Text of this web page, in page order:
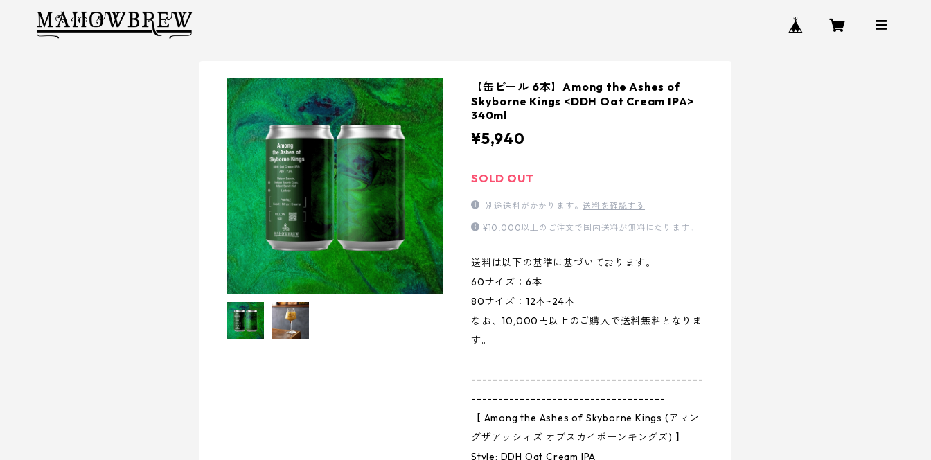
【缶ビール 6本】Among the Ashes of
Skyborne Kings <DDH Oat Cream IPA>
340ml
¥5,940
SOLD OUT
別途送料がかかります。送料を確認する
¥10,000以上のご注文で国内送料が無料になります。
送料は以下の基準に基づいております。
60サイズ：6本
80サイズ：12本~24本
なお、10,000円以上のご購入で送料無料となりま
す。
-------------------------------------------
------------------------------------
【 Among the Ashes of Skyborne Kings (アマン
グザアッシィズ オブスカイボーンキングズ) 】
Style: DDH Oat Cream IPA